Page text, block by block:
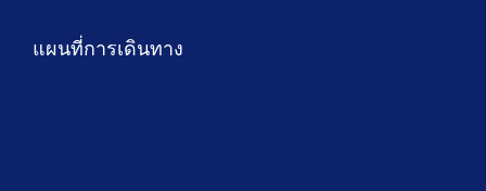
แผนที่การเดินทาง